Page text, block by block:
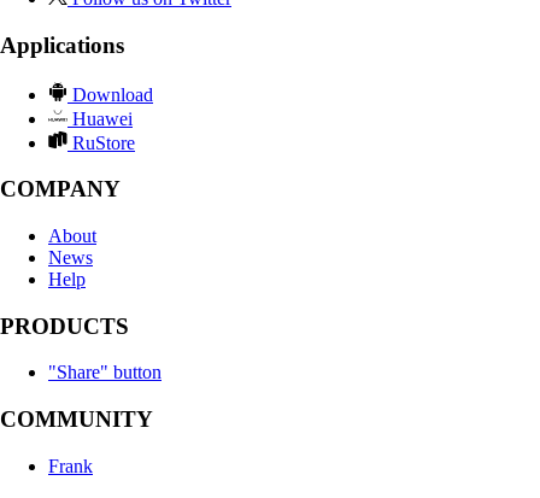
Applications
Download
Huawei
RuStore
COMPANY
About
News
Help
PRODUCTS
"Share" button
COMMUNITY
Frank